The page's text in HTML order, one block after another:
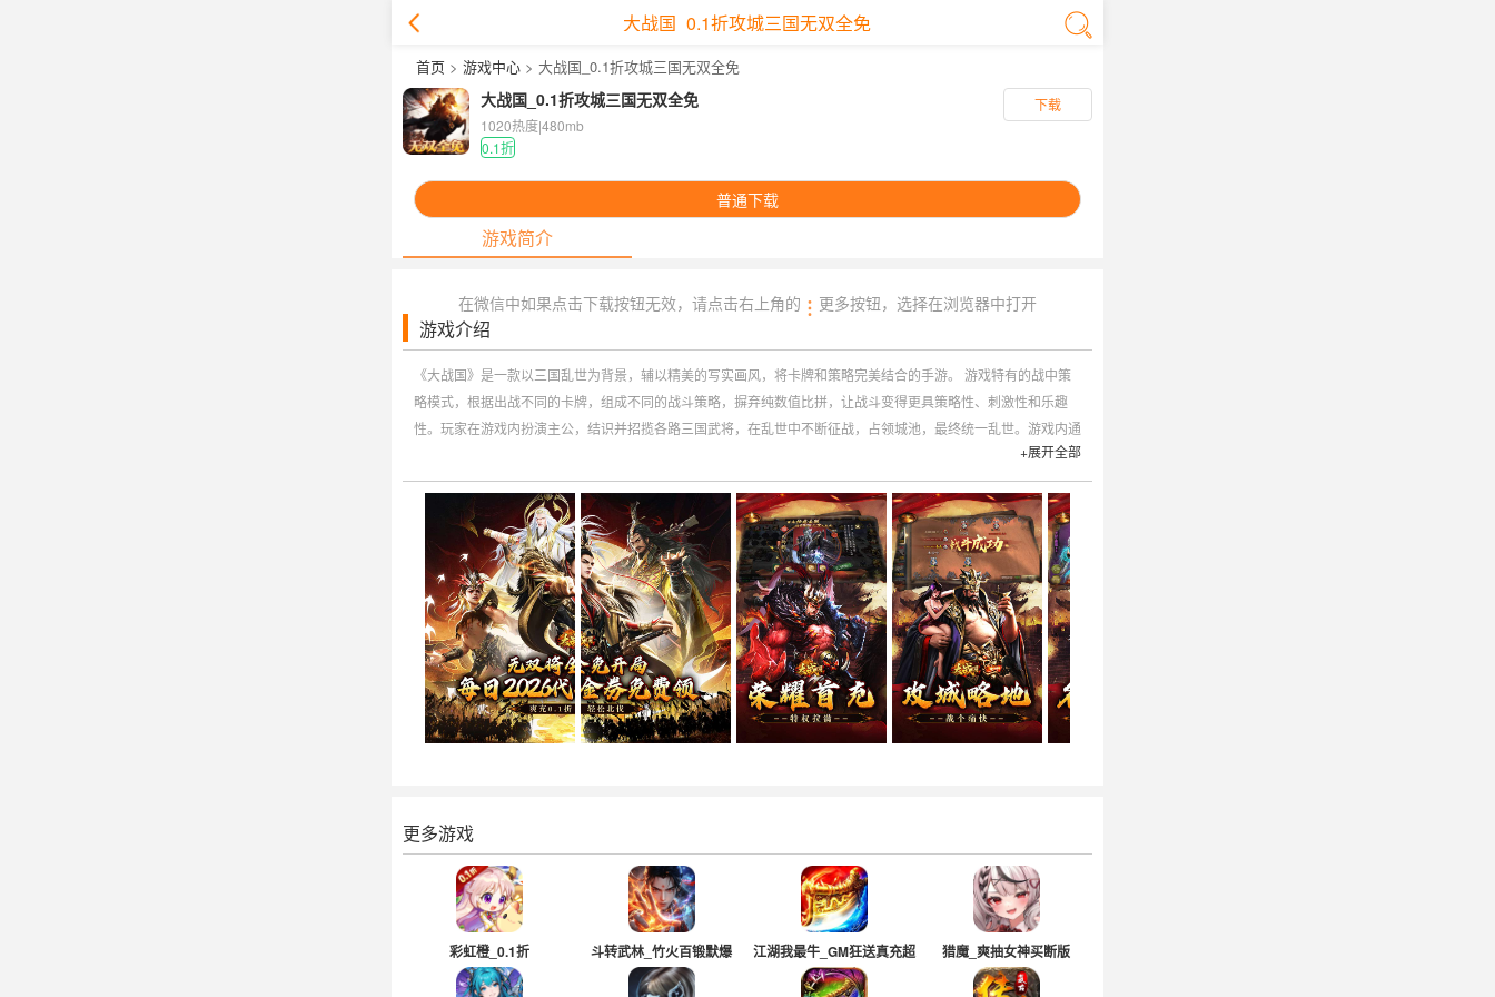
大战国_0.1折攻城三国无双全免
首页 >游戏中心 > 大战国_0.1折攻城三国无双全免
下载
大战国_0.1折攻城三国无双全免
1020热度|480mb
0.1折
普通下载
游戏简介
在微信中如果点击下载按钮无效，请点击右上角的 更多按钮，选择在浏览器中打开
游戏介绍
《大战国》是一款以三国乱世为背景，辅以精美的写实画风，将卡牌和策略完美结合的手游。 游戏特有的战中策
略模式，根据出战不同的卡牌，组成不同的战斗策略，摒弃纯数值比拼，让战斗变得更具策略性、刺激性和乐趣
性。玩家在游戏内扮演主公，结识并招揽各路三国武将，在乱世中不断征战，占领城池，最终统一乱世。游戏内通
+展开全部
更多游戏
彩虹橙_0.1折 斗转武林_竹火百锻默爆
江湖我最牛_GM狂送真充超
超变
猎魔_爽抽女神买断版